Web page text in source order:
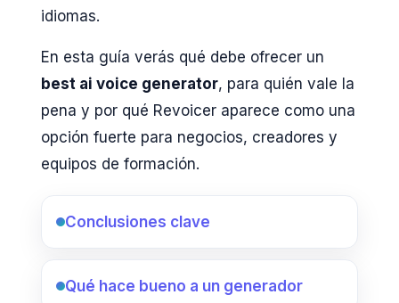
idiomas.
En esta guía verás qué debe ofrecer un
best ai voice generator, para quién vale la
pena y por qué Revoicer aparece como una
opción fuerte para negocios, creadores y
equipos de formación.
Conclusiones clave
Qué hace bueno a un generador